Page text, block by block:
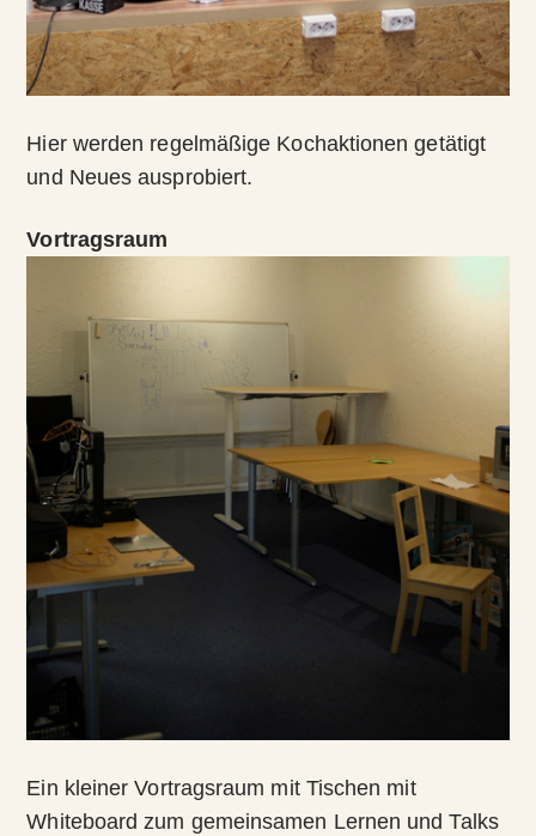
Hier werden regelmäßige Kochaktionen getätigt
und Neues ausprobiert.
Vortragsraum
Ein kleiner Vortragsraum mit Tischen mit
Whiteboard zum gemeinsamen Lernen und Talks